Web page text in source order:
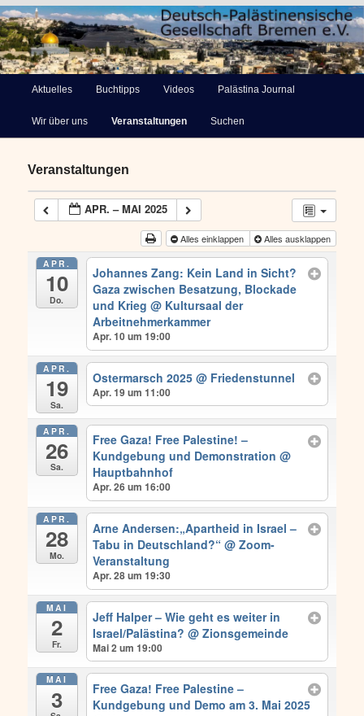
Deutsch-Palästinensische
Zum
primären
springen
Aktuelles Buchtipps Videos Palästina Journal
Wir über uns Veranstaltungen Suchen
Veranstaltungen
APR. – MAI 2025
Alles einklappen Alles ausklappen
APR.
10
Do.
Johannes Zang: Kein Land in Sicht?
Gaza zwischen Besatzung, Blockade
und Krieg@ Kultursaal der
Arbeitnehmerkammer
Apr. 10 um 19:00
APR.
19
Sa.
Ostermarsch 2025@ Friedenstunnel
Apr. 19 um 11:00
APR.
26
Sa.
Free Gaza! Free Palestine! –
Kundgebung und Demonstration@
Hauptbahnhof
Apr. 26 um 16:00
APR.
28
Mo.
Arne Andersen:„Apartheid in Israel –
Tabu in Deutschland?“@ Zoom-
Veranstaltung
Apr. 28 um 19:30
MAI
2
Fr.
Jeff Halper – Wie geht es weiter in
Israel/Palästina?@ Zionsgemeinde
Mai 2 um 19:00
MAI
3
Free Gaza! Free Palestine –
Kundgebung und Demo am 3. Mai 2025